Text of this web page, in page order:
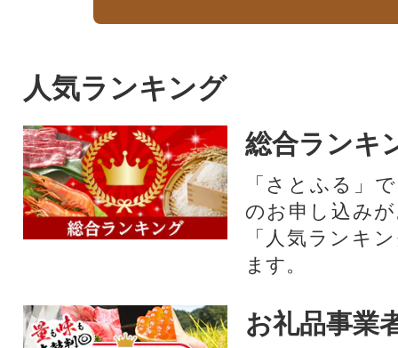
人気ランキング
総合ランキ
「さとふる」
のお申し込み
「人気ランキ
ます。
お礼品事業